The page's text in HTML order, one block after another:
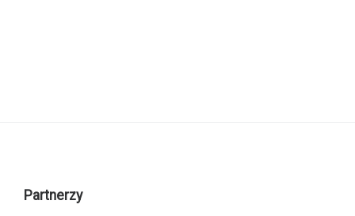
Partnerzy